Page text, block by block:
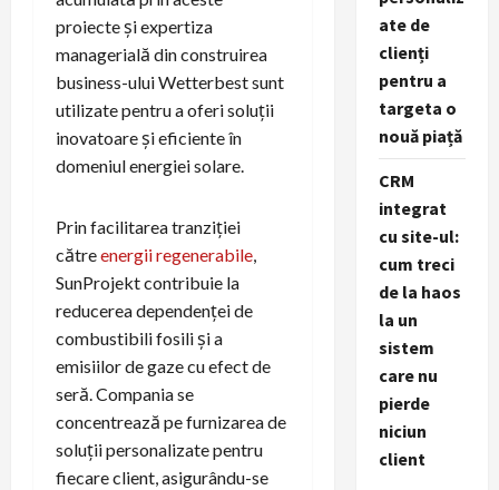
proiecte și expertiza
managerială din construirea
business-ului Wetterbest sunt
utilizate pentru a oferi soluții
inovatoare și eficiente în
domeniul energiei solare.
Prin facilitarea tranziției
cătreenergii regenerabile,
SunProjekt contribuie la
reducerea dependenței de
combustibili fosili și a
emisiilor de gaze cu efect de
seră. Compania se
concentrează pe furnizarea de
soluții personalizate pentru
fiecare client, asigurându-se
ate de
clienți
pentru a
targeta o
nouă piață
CRM
integrat
cu site-ul:
cum treci
de la haos
la un
sistem
care nu
pierde
niciun
client